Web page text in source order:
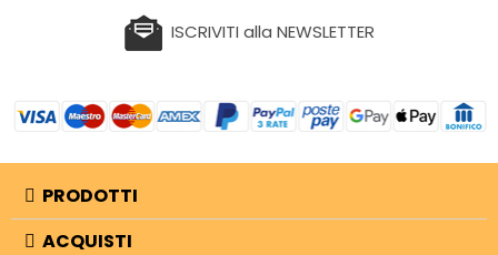
ISCRIVITI alla NEWSLETTER
PRODOTTI
ACQUISTI